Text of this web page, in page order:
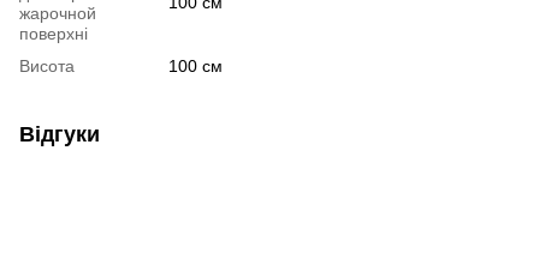
жарочной
поверхні
Висота 100 см
Відгуки